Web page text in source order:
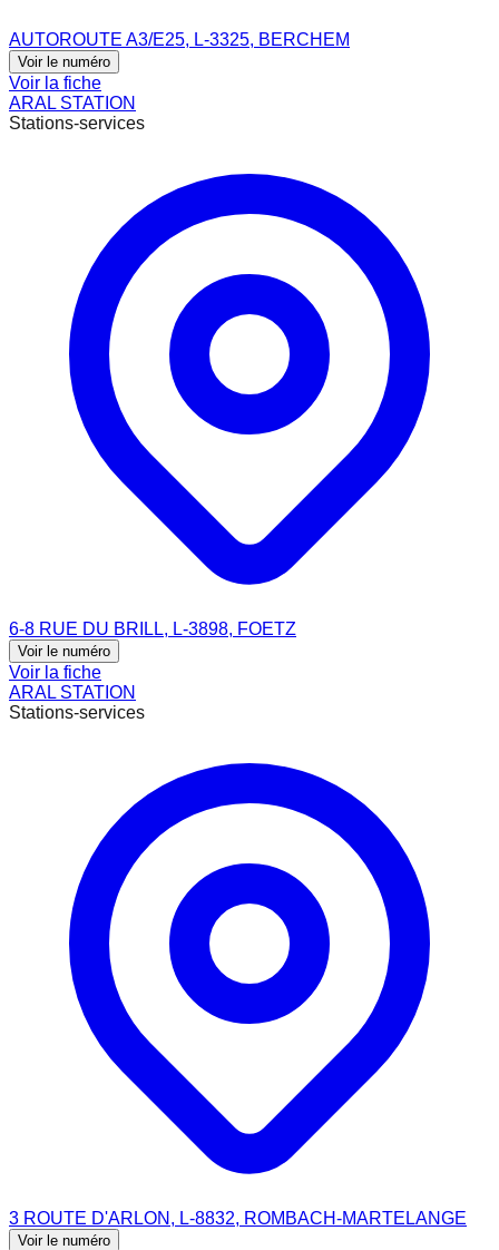
AUTOROUTE A3/E25, L-3325, BERCHEM
Voir le numéro
Voir la fiche
ARAL STATION
Stations-services
6-8 RUE DU BRILL, L-3898, FOETZ
Voir le numéro
Voir la fiche
ARAL STATION
Stations-services
3 ROUTE D'ARLON, L-8832, ROMBACH-MARTELANGE
Voir le numéro